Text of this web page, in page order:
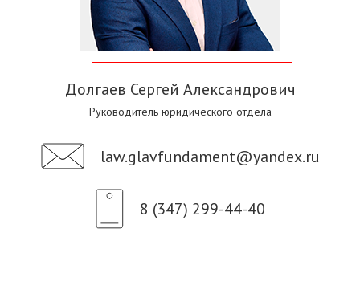
Долгаев Сергей Александрович
Руководитель юридического отдела
law.glavfundament@yandex.ru
8 (347) 299-44-40